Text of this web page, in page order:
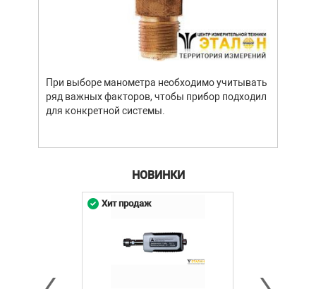
При выборе манометра необходимо учитывать
ряд важных факторов, чтобы прибор подходил
для конкретной системы.
НОВИНКИ
Хит продаж